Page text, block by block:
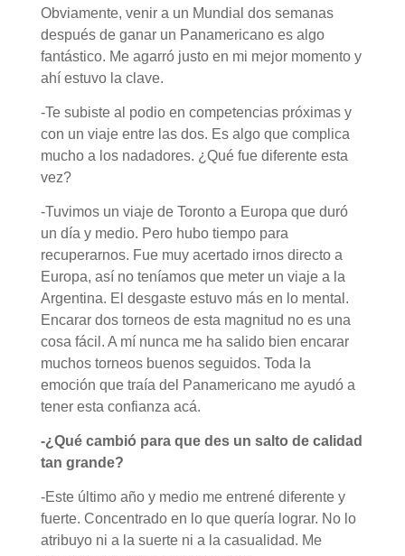
Obviamente, venir a un Mundial dos semanas
después de ganar un Panamericano es algo
fantástico. Me agarró justo en mi mejor momento y
ahí estuvo la clave.
-Te subiste al podio en competencias próximas y
con un viaje entre las dos. Es algo que complica
mucho a los nadadores. ¿Qué fue diferente esta
vez?
-Tuvimos un viaje de Toronto a Europa que duró
un día y medio. Pero hubo tiempo para
recuperarnos. Fue muy acertado irnos directo a
Europa, así no teníamos que meter un viaje a la
Argentina. El desgaste estuvo más en lo mental.
Encarar dos torneos de esta magnitud no es una
cosa fácil. A mí nunca me ha salido bien encarar
muchos torneos buenos seguidos. Toda la
emoción que traía del Panamericano me ayudó a
tener esta confianza acá.
-¿Qué cambió para que des un salto de calidad
tan grande?
-Este último año y medio me entrené diferente y
fuerte. Concentrado en lo que quería lograr. No lo
atribuyo ni a la suerte ni a la casualidad. Me